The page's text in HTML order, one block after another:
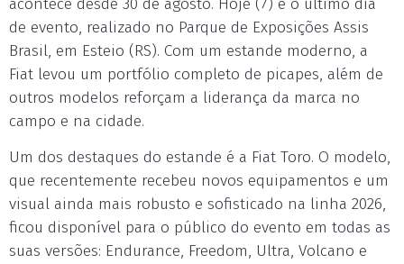
acontece desde 30 de agosto. Hoje (7) é o último dia
de evento, realizado no Parque de Exposições Assis
Brasil, em Esteio (RS). Com um estande moderno, a
Fiat levou um portfólio completo de picapes, além de
outros modelos reforçam a liderança da marca no
campo e na cidade.
Um dos destaques do estande é a Fiat Toro. O modelo,
que recentemente recebeu novos equipamentos e um
visual ainda mais robusto e sofisticado na linha 2026,
ficou disponível para o público do evento em todas as
suas versões: Endurance, Freedom, Ultra, Volcano e